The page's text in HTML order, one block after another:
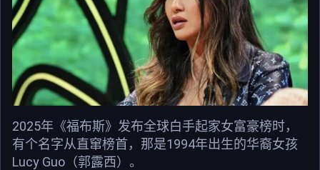
2025年《福布斯》发布全球白手起家女富豪榜时，
有个名字从直窜榜首，那是1994年出生的华裔女孩
Lucy Guo（郭露西）。